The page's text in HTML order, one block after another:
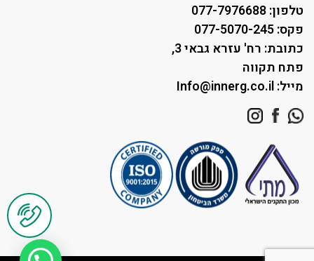
טלפון: 077-7976688
פקס: 077-5070-245
כתובת: רח' עזרא גבאי 3,
פתח תקווה
מייל: Info@innerg.co.il